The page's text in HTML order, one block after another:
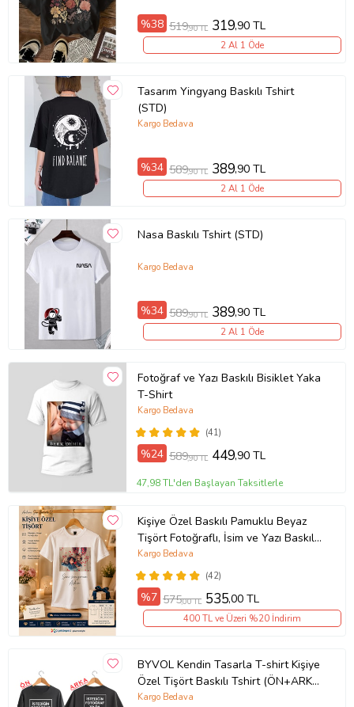
%38 519,90 TL 319,90 TL
2 Al 1 Öde
Tasarım Yingyang Baskılı Tshirt
(STD)
Kargo Bedava
%34 589,90 TL 389,90 TL
2 Al 1 Öde
Nasa Baskılı Tshirt (STD)
Kargo Bedava
%34 589,90 TL 389,90 TL
2 Al 1 Öde
Fotoğraf ve Yazı Baskılı Bisiklet Yaka
T-Shirt
(41)
Kargo Bedava
%24 589,90 TL 449,90 TL
47,98 TL'den Başlayan Taksitlerle
Kişiye Özel Baskılı Pamuklu Beyaz
Tişört Fotoğraflı, İsim ve Yazı Baskılı
Unisex Bisiklet Yaka
(42)
Kargo Bedava
%7 575,00 TL 535,00 TL
400 TL ve Üzeri %20 İndirim
BYVOL Kendin Tasarla T-shirt Kişiye
Özel Tişört Baskılı Tshirt (ÖN+ARKA
BASKI) (Siyah)
Kargo Bedava